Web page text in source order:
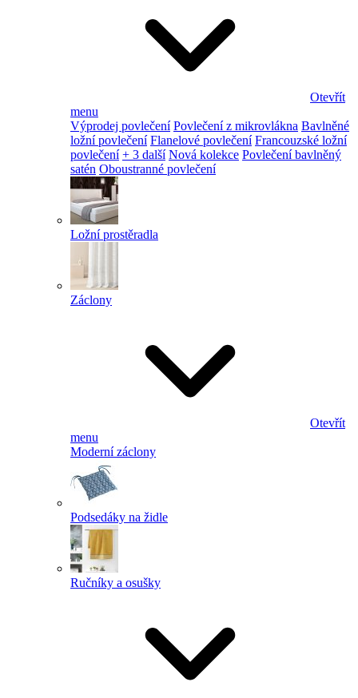
Otevřít
menu
Výprodej povlečení Povlečení z mikrovlákna Bavlněné
ložní povlečení Flanelové povlečení Francouzské ložní
povlečení + 3 další Nová kolekce Povlečení bavlněný
satén Oboustranné povlečení
Ložní prostěradla
Záclony
Otevřít
menu
Moderní záclony
Podsedáky na židle
Ručníky a osušky